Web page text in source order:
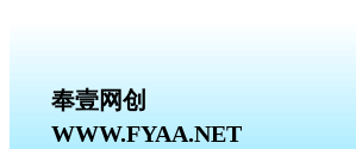
奉壹网创
WWW.FYAA.NET